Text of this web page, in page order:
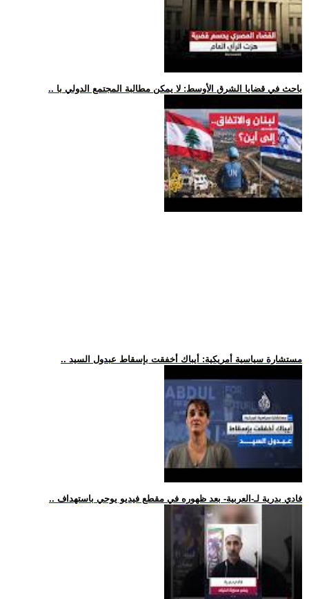
.. باحث في قضايا الشرق الأوسط: لا يمكن مطالبة المجتمع الدولي با
.. مستشارة سياسية أمريكية: أيباك أخفقت بإسقاط عبدول السيد
.. فادي بدرية لـ-العربية- بعد ظهوره في مقطع فيديو يوحي باستهداف